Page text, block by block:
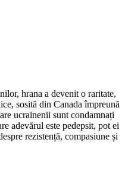
hrana a devenit o raritate,
sosită din Canada împreună
ucrainenii sunt condamnați
adevărul este pedepsit, pot ei
rezistență, compasiune și